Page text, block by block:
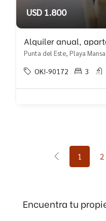
USD 1.800
Punta del Este, Playa
OK!-90172 3
1 2
Encuentra tu